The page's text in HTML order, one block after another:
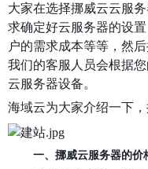
大家在选择挪威云云服
求确定好云服务器的设
户的需求成本等等，然
我们的客服人员会根据
云服务器设备。
海域云为大家介绍一下
一、 挪威云服务器的价